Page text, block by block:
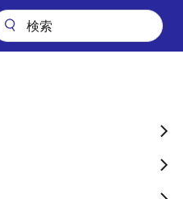
に、ASIL Bに対応可能なパワーマ
プリケーシ
Bに対応